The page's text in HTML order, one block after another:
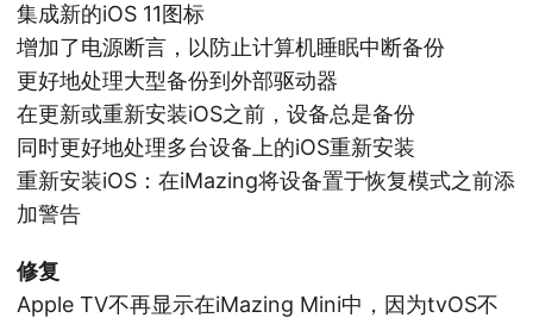
集成新的iOS 11图标
增加了电源断言，以防止计算机睡眠中断备份
更好地处理大型备份到外部驱动器
在更新或重新安装iOS之前，设备总是备份
同时更好地处理多台设备上的iOS重新安装
重新安装iOS：在iMazing将设备置于恢复模式之前添
加警告
修复
Apple TV不再显示在iMazing Mini中，因为tvOS不